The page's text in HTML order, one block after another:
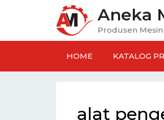
Aneka
Produsen
HOME KATALOG
alat